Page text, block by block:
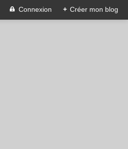
Connexion + Créer mon blog